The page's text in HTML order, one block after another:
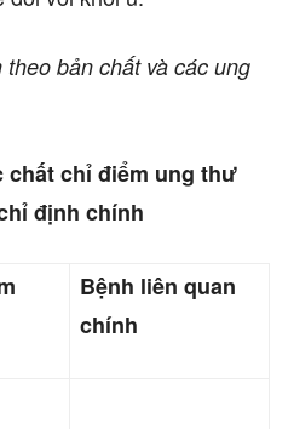
bản chất và các ung
chất chỉ điểm ung thư
định chính
Bệnh liên quan
chính